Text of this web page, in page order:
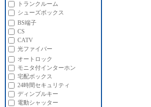
トランクルーム
シューズボックス
BS端子
CS
CATV
光ファイバー
オートロック
モニタ付インターホン
宅配ボックス
24時間セキュリティ
ディンプルキー
電動シャッター